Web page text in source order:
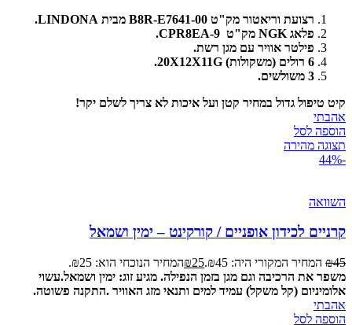
רצועת וריאטור מק"ט B8R-E7641-00 מבית LINDONA.
פלאג NGK מק"ט CPR8EA-9.
פילטר אוויר עם מגן רשת.
6 רולים (משקולות) 20X12X11G.
3 משולשים.
קיט טיפול גדול במחיר קטן ועל איכות לא צריך לשלם יקר!
אהבתי
הוספה לסל
תצוגה מהירה
-44%
השוואה
קרניים לכידון אופניים / קורקינט – ימין ושמאל
₪45 המחיר המקורי היה: ₪45. ₪25
המחיר הנוכחי הוא: ₪25.
משפר את הרכיבה וגם מגן בזמן הנפילה. מגיע זוג: ימין ושמאל.עשוי
אלומיניום (קל משקל) עמיד למים ותנאי מזג האוויר .התקנה פשוטה.
אהבתי
הוספה לסל